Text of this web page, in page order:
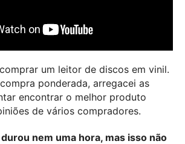
um leitor de discos em vinil.
ponderada, arregacei as
encontrar o melhor produto
de vários compradores.
nem uma hora, mas isso não